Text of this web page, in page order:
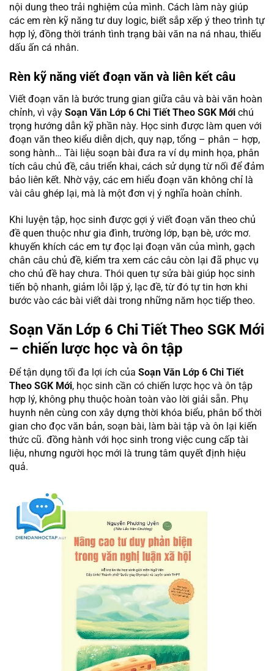
nội dung theo trải nghiệm của mình. Cách làm này giúp
các em rèn kỹ năng tư duy logic, biết sắp xếp ý theo trình tự
hợp lý, đồng thời tránh tình trạng bài văn na ná nhau, thiếu
dấu ấn cá nhân.
Rèn kỹ năng viết đoạn văn và liên kết câu
Viết đoạn văn là bước trung gian giữa câu và bài văn hoàn
chỉnh, vì vậy Soạn Văn Lớp 6 Chi Tiết Theo SGK Mới chú
trọng hướng dẫn kỹ phần này. Học sinh được làm quen với
đoạn văn theo kiểu diễn dịch, quy nạp, tổng – phân – hợp,
song hành… Tài liệu soạn bài đưa ra ví dụ minh họa, phân
tích câu chủ đề, câu triển khai, cách sử dụng từ nối để đảm
bảo liên kết. Nhờ vậy, các em hiểu đoạn văn không chỉ là
vài câu ghép lại, mà là một đơn vị ý nghĩa hoàn chỉnh.
Khi luyện tập, học sinh được gợi ý viết đoạn văn theo chủ
đề quen thuộc như gia đình, trường lớp, bạn bè, ước mơ.
khuyến khích các em tự đọc lại đoạn văn của mình, gạch
chân câu chủ đề, kiểm tra xem các câu còn lại đã phục vụ
cho chủ đề hay chưa. Thói quen tự sửa bài giúp học sinh
tiến bộ nhanh, giảm lỗi lặp ý, lạc đề, từ đó tự tin hơn khi
bước vào các bài viết dài trong những năm học tiếp theo.
Soạn Văn Lớp 6 Chi Tiết Theo SGK Mới
– chiến lược học và ôn tập
Để tận dụng tối đa lợi ích của Soạn Văn Lớp 6 Chi Tiết
Theo SGK Mới, học sinh cần có chiến lược học và ôn tập
hợp lý, không phụ thuộc hoàn toàn vào lời giải sẵn. Phụ
huynh nên cùng con xây dựng thời khóa biểu, phân bổ thời
gian cho đọc văn bản, soạn bài, làm bài tập và ôn lại kiến
thức cũ. đồng hành với học sinh trong việc cung cấp tài
liệu, nhưng người học mới là trung tâm quyết định hiệu
quả.